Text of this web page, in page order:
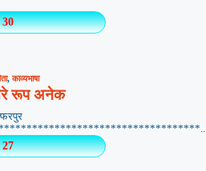
,काव्यभाषा
रूप अनेक